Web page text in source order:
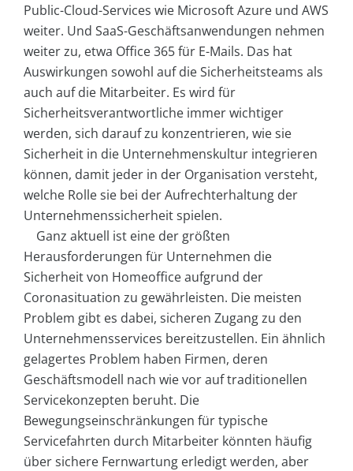
Public-Cloud-Services wie Microsoft Azure und AWS
weiter. Und SaaS-Geschäftsanwendungen nehmen
weiter zu, etwa Office 365 für E-Mails. Das hat
Auswirkungen sowohl auf die Sicherheitsteams als
auch auf die Mitarbeiter. Es wird für
Sicherheitsverantwortliche immer wichtiger
werden, sich darauf zu konzentrieren, wie sie
Sicherheit in die Unternehmenskultur integrieren
können, damit jeder in der Organisation versteht,
welche Rolle sie bei der Aufrechterhaltung der
Unternehmenssicherheit spielen.
Ganz aktuell ist eine der größten
Herausforderungen für Unternehmen die
Sicherheit von Homeoffice aufgrund der
Coronasituation zu gewährleisten. Die meisten
Problem gibt es dabei, sicheren Zugang zu den
Unternehmensservices bereitzustellen. Ein ähnlich
gelagertes Problem haben Firmen, deren
Geschäftsmodell nach wie vor auf traditionellen
Servicekonzepten beruht. Die
Bewegungseinschränkungen für typische
Servicefahrten durch Mitarbeiter könnten häufig
über sichere Fernwartung erledigt werden, aber